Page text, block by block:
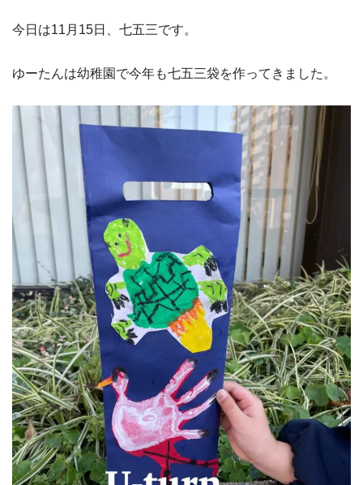
今日は11月15日、七五三です。
ゆーたんは幼稚園で今年も七五三袋を作ってきました。